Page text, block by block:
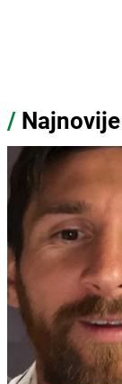
/ Najnovije